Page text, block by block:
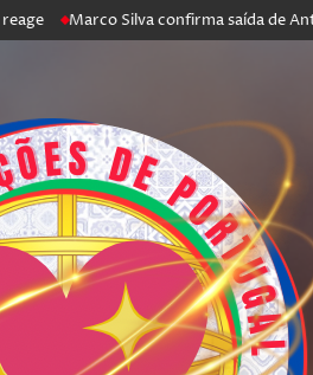
Marco Silva confirma saída de António